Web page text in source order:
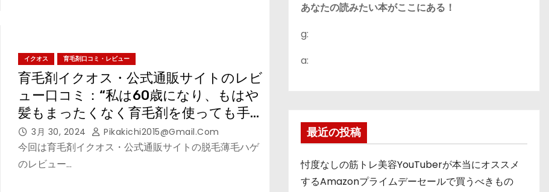
イクオス 育毛剤口コミ・レビュー
育毛剤イクオス・公式通販サイトのレビ
ュー口コミ：“私は60歳になり、もはや
髪もまったくなく育毛剤を使っても手遅
れだと思っていましたが、この商品は
違いました”の考察
3月 30, 2024 Pikakichi2015@gmail.com
今回は育毛剤イクオス・公式通販サイトの脱毛薄毛ハゲ
のレビュー…
あなたの読みたい本がここにある！
g:
a:
最近の投稿
忖度なしの筋トレ美容YouTuberが本当にオススメ
するAmazonプライムデーセールで買うべきもの